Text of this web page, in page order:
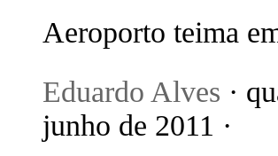
Aeroporto teima em
Eduardo Alves ·
junho de 2011 ·